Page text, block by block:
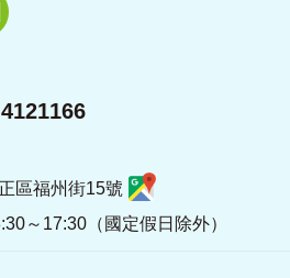
區福州街15號
～17:30（國定假日除外）